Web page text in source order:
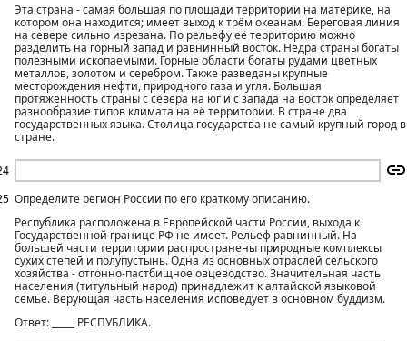
Эта страна - самая большая по площади территории на материке, на
котором она находится; имеет выход к трём океанам. Береговая линия
на севере сильно изрезана. По рельефу её территорию можно
разделить на горный запад и равнинный восток. Недра страны богаты
полезными ископаемыми. Горные области богаты рудами цветных
металлов, золотом и серебром. Также разведаны крупные
месторождения нефти, природного газа и угля. Большая
протяженность страны с севера на юг и с запада на восток определяет
разнообразие типов климата на её территории. В стране два
государственных языка. Столица государства не самый крупный город в
стране.
Определите регион России по его краткому описанию.
Республика расположена в Европейской части России, выхода к
Государственной границе РФ не имеет. Рельеф равнинный. На
большей части территории распространены природные комплексы
сухих степей и полупустынь. Одна из основных отраслей сельского
хозяйства - отгонно-пастбищное овцеводство. Значительная часть
населения (титульный народ) принадлежит к алтайской языковой
семье. Верующая часть населения исповедует в основном буддизм.
Ответ: _____ РЕСПУБЛИКА.